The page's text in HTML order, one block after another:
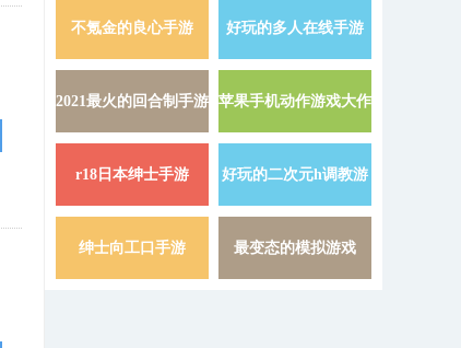
不氪金的良心手游 详情 »
好玩的多人在线手游
2021最火的回合制手游 详情 »
苹果手机动作游戏大作
r18日本绅士手游 详情 »
好玩的二次元h调教游
戏
绅士向工口手游 详情 »
最变态的模拟游戏